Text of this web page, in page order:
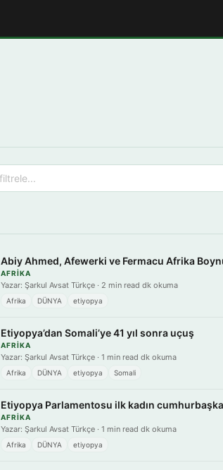
Abiy Ahmed, Afewerki ve Fermacu Afrika
AFRIKA
Yazar: Şarkul Avsat Türkçe · 2 min read dk okuma
Afrika DÜNYA etiyopya
Etiyopya’dan Somali’ye 41 yıl sonra uçuş
AFRIKA
Yazar: Şarkul Avsat Türkçe · 1 min read dk okuma
Afrika DÜNYA etiyopya Somali
Etiyopya Parlamentosu ilk kadın
AFRIKA
Yazar: Şarkul Avsat Türkçe · 1 min read dk okuma
Afrika DÜNYA etiyopya